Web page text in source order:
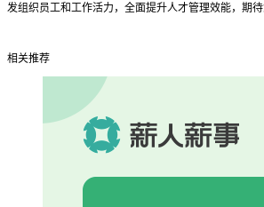
发组织员工和工作活力，全面提升人才管理效能，期待
相关推荐